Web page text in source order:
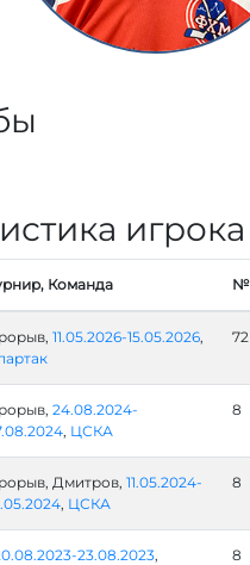
игрока
Команда №
11.05.2026-15.05.2026,
72
24.08.2024-
, ЦСКА
8
Дмитров, 11.05.2024-
, ЦСКА
8
23.08.2023,
8